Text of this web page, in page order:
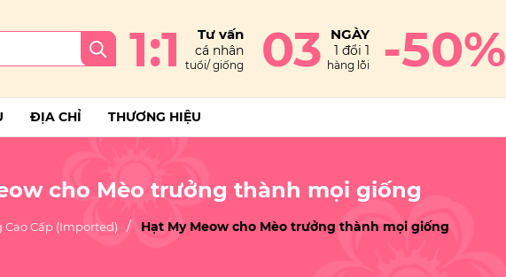
1:1 Tư vấn
cá nhân
tuổi/ giống 03 NGÀY
1 đổi 1
hàng lỗi -50%
ĐỊA CHỈ THƯƠNG HIỆU
cho Mèo trưởng thành mọi giống
Cao Cấp (Imported) Hạt My Meow cho Mèo trưởng thành mọi giống